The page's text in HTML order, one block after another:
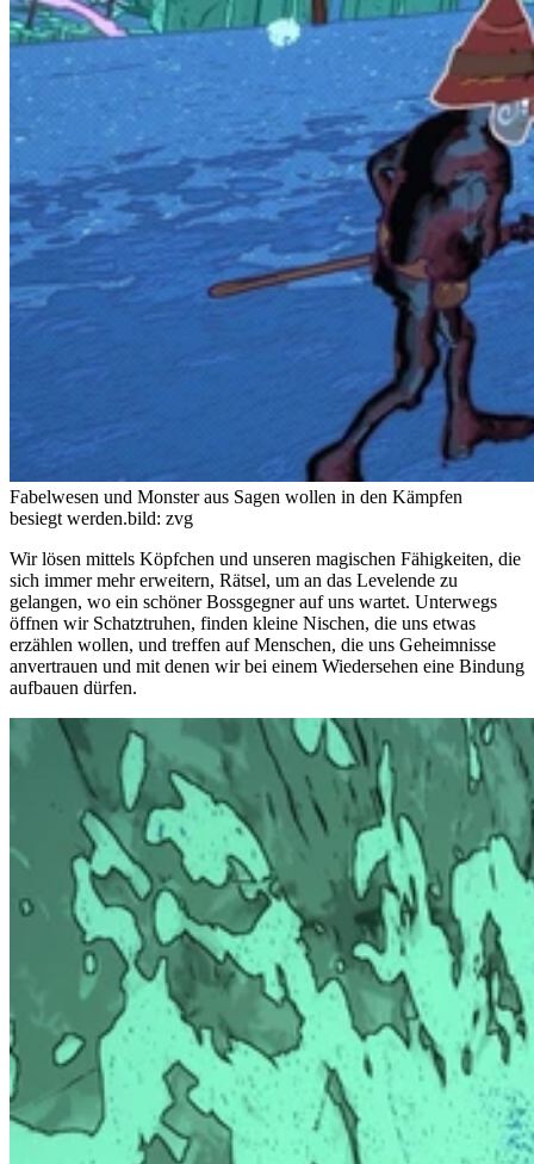
Fabelwesen und Monster aus Sagen wollen in den Kämpfen
besiegt werden.bild: zvg
Wir lösen mittels Köpfchen und unseren magischen Fähigkeiten, die
sich immer mehr erweitern, Rätsel, um an das Levelende zu
gelangen, wo ein schöner Bossgegner auf uns wartet. Unterwegs
öffnen wir Schatztruhen, finden kleine Nischen, die uns etwas
erzählen wollen, und treffen auf Menschen, die uns Geheimnisse
anvertrauen und mit denen wir bei einem Wiedersehen eine Bindung
aufbauen dürfen.